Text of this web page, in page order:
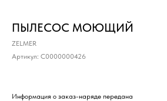
ПЫЛЕСОС МОЮЩИЙ
ZELMER
Артикул: С0000000426
Информация о заказ-наряде передана